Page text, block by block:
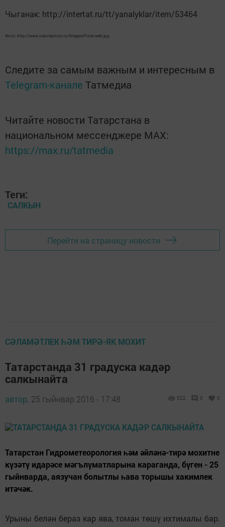
Чыганак: http://intertat.ru/tt/yanalyklar/item/53464
Фото: http://www.naturephoto.ru/Images/Frost-web.jpg
Следите за самым важным и интересным в
Telegram-канале Татмедиа
Читайте новости Татарстана в
национальном мессенджере MАХ:
https://max.ru/tatmedia
Теги:
САЛКЫН
Перейти на страницу новости
СӘЛАМӘТЛЕК ҺӘМ ТИРӘ-ЯК МОХИТ
Татарстанда 31 градуска кадәр
салкынайта
автор, 25 гыйнвар 2016 - 17:48 522 0 0
Татарстан Гидрометеорология һәм әйләнә-тирә мохитне
күзәтү идарәсе мәгълүматларына караганда, бүген - 25
гыйнварда, аязучан болытлы һава торышы хакимлек
итәчәк.
Урыны белән бераз кар ява, томан төшү ихтималы бар.